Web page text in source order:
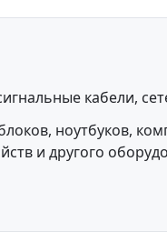
кабели,
ноутбуков,
и другого